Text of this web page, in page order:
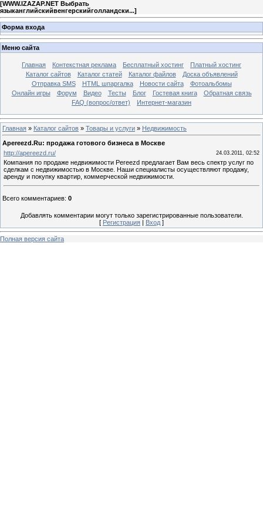
[WWW.IZAZAP.NET Выбрать
языканглийскийвенгерскийголландски...]
Форма входа
Меню сайта
Главная Контекстная реклама Бесплатный хостинг
Платный хостинг
Каталог сайтов
Каталог статей Каталог файлов
Доска объявлений
Отправка SMS
HTML шпаргалка Новости сайта
Фотоальбомы
Онлайн игры
Форум Видео Тесты Блог Гостевая книга
Обратная связь
FAQ (вопрос/ответ)
Интернет-магазин
Главная » Каталог сайтов » Товары и услуги » Недвижимость
Apereezd.Ru: продажа готового бизнеса в Москве
http://apereezd.ru/
24.03.2011, 02:52
Компания по продаже недвижимости Pereezd предлагает Вам весь спектр услуг по
сделкам с недвижимостью в Москве. Наши специалисты осуществляют продажу,
аренду и покупку квартир, коммерческой недвижимости.
Всего комментариев: 0
Добавлять комментарии могут только зарегистрированные пользователи.
[ Регистрация | Вход ]
Полная версия сайта